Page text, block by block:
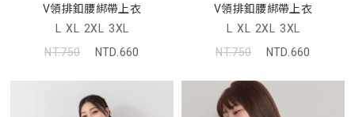
V領排釦腰綁帶上衣
L XL 2XL 3XL
NT.750
NTD.660
V領排釦腰綁帶上衣
L XL 2XL 3XL
NT.750
NTD.660